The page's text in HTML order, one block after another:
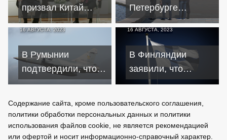
Лукашенко
призвал Китай
повлиять на
позицию России по
Украине
Петербурге
задержала более
100 мигрантов с
паспортами РФ
16 АВГУСТА, 2023
В Румынии
подтвердили, что
будут обучать
на F-16
16 АВГУСТА, 2023
В Финляндии
заявили, что
Хельсинки вряд ли
НАТО
Содержание сайта, кроме пользовательского соглашения,
политики обработки персональных данных и политики
использования файлов cookie, не является рекомендацией
или офертой и носит информационно-справочный характер.